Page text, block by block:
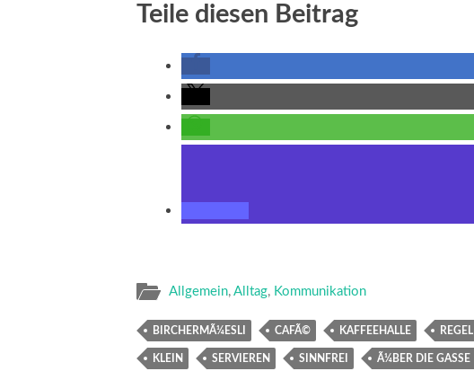
Teile diesen Beitrag
Allgemein, Alltag, Kommunikation
BIRCHERMÃ¼ESLI CAFÃ© KAFFEEHALLE REGEL
KLEIN SERVIEREN SINNFREI Ã¼BER DIE GASSE